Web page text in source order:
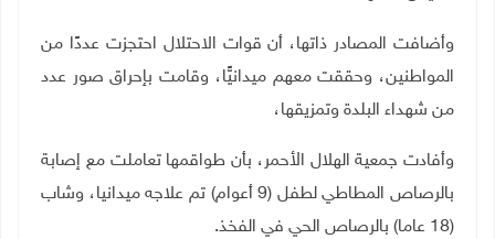
وأضافت المصادر ذاتها، أن قوات الاحتلال احتجزت عددًا من
المواطنين، وحققت معهم ميدانيًّا، وقامت بإحراق صور عدد
من شهداء البلدة وتمزيقها،
وأفادت جمعية الهلال الأحمر، بأن طواقمها تعاملت مع إصابة
بالرصاص المطاطي لطفل (9 أعوام) تم علاجه ميدانيا، وشاب
(18 عاما) بالرصاص الحي في الفخذ.